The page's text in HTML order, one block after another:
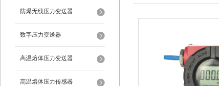
防爆无线压力变送器
数字压力变送器
高温熔体压力变送器
高温熔体压力传感器